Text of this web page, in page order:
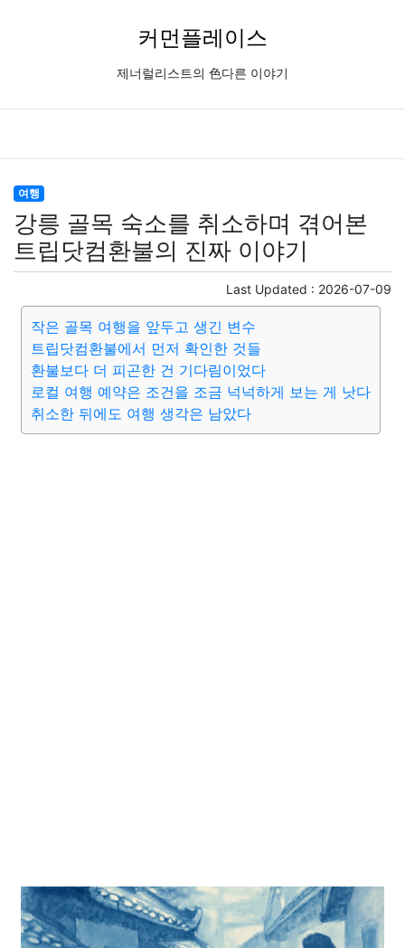
커먼플레이스
제너럴리스트의 色다른 이야기
여행
강릉 골목 숙소를 취소하며 겪어본
트립닷컴환불의 진짜 이야기
Last Updated : 2026-07-09
작은 골목 여행을 앞두고 생긴 변수
트립닷컴환불에서 먼저 확인한 것들
환불보다 더 피곤한 건 기다림이었다
로컬 여행 예약은 조건을 조금 넉넉하게 보는 게 낫다
취소한 뒤에도 여행 생각은 남았다